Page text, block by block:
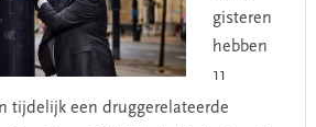
gisteren
hebben
11
tijdelijk een druggerelateerde